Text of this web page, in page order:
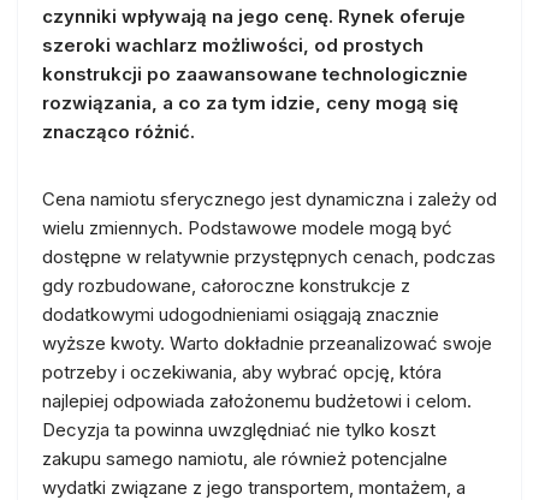
czynniki wpływają na jego cenę. Rynek oferuje
szeroki wachlarz możliwości, od prostych
konstrukcji po zaawansowane technologicznie
rozwiązania, a co za tym idzie, ceny mogą się
znacząco różnić.
Cena namiotu sferycznego jest dynamiczna i zależy od
wielu zmiennych. Podstawowe modele mogą być
dostępne w relatywnie przystępnych cenach, podczas
gdy rozbudowane, całoroczne konstrukcje z
dodatkowymi udogodnieniami osiągają znacznie
wyższe kwoty. Warto dokładnie przeanalizować swoje
potrzeby i oczekiwania, aby wybrać opcję, która
najlepiej odpowiada założonemu budżetowi i celom.
Decyzja ta powinna uwzględniać nie tylko koszt
zakupu samego namiotu, ale również potencjalne
wydatki związane z jego transportem, montażem, a